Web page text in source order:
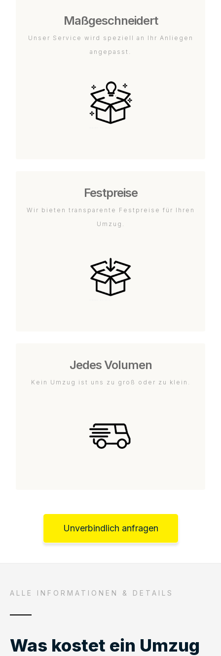
Maßgeschneidert
Unser Service wird speziell an Ihr Anliegen
angepasst.
Festpreise
Wir bieten transparente Festpreise für Ihren
Umzug.
Jedes Volumen
Kein Umzug ist uns zu groß oder zu klein.
Unverbindlich anfragen
ALLE INFORMATIONEN & DETAILS
Was kostet ein Umzug